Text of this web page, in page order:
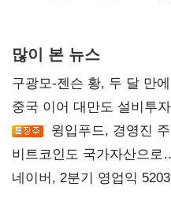
많이 본 뉴스
구광모-젠슨 황, 두 달 만
중국 이어 대만도 설비투
윙입푸드, 경영진
비트코인도 국가자산으로
숙제
네이버, 2분기 영업익